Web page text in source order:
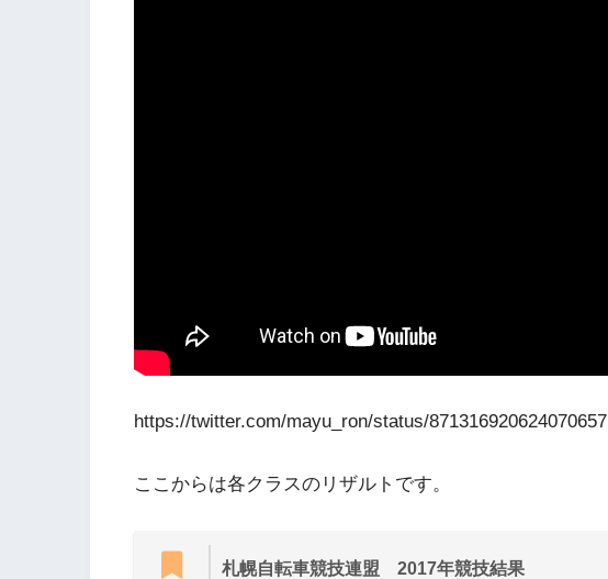
https://twitter.com/mayu_ron/status/871316920624070657
ここからは各クラスのリザルトです。
札幌自転車競技連盟 2017年競技結果